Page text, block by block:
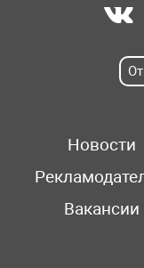
Новости
Вакансии